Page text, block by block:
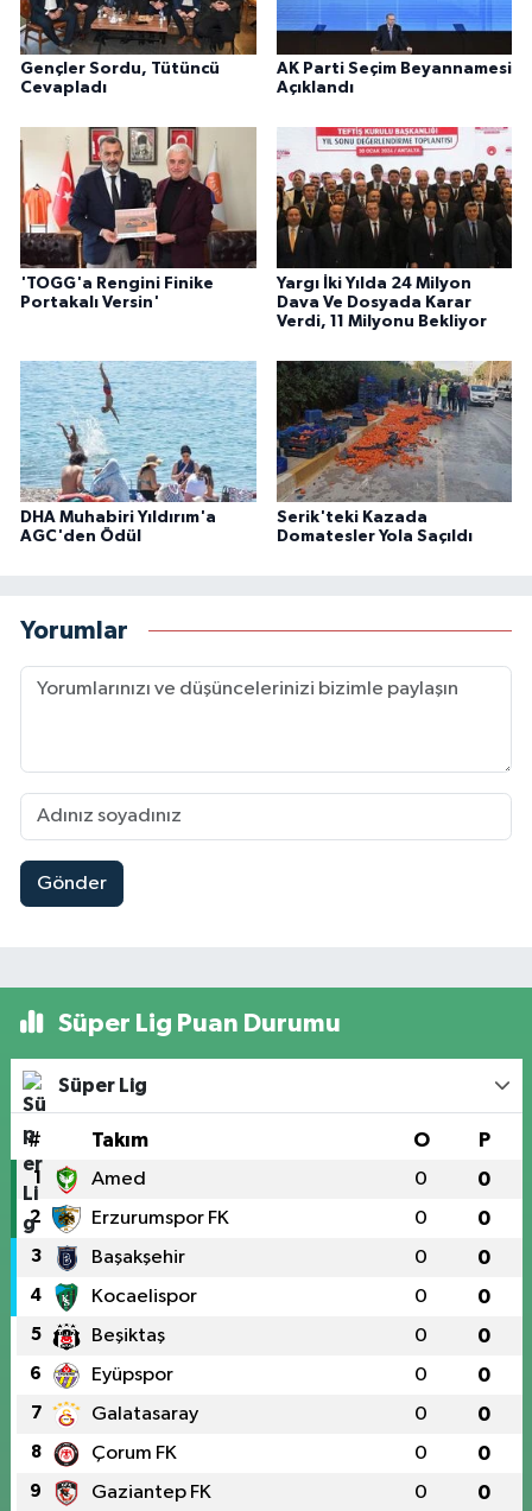
Gençler Sordu, Tütüncü
Cevapladı
AK Parti Seçim Beyannamesi
Açıklandı
'TOGG'a Rengini Finike
Portakalı Versin'
Yargı İki Yılda 24 Milyon
Dava Ve Dosyada Karar
Verdi, 11 Milyonu Bekliyor
DHA Muhabiri Yıldırım'a
AGC'den Ödül
Serik'teki Kazada
Domatesler Yola Saçıldı
Yorumlar
Gönder
Süper Lig Puan Durumu
Süper Lig
# Takım O P
1 Amed 0 0
2 Erzurumspor FK 0 0
3 Başakşehir 0 0
4 Kocaelispor 0 0
5 Beşiktaş 0 0
6 Eyüpspor 0 0
7 Galatasaray 0 0
8 Çorum FK 0 0
9 Gaziantep FK 0 0